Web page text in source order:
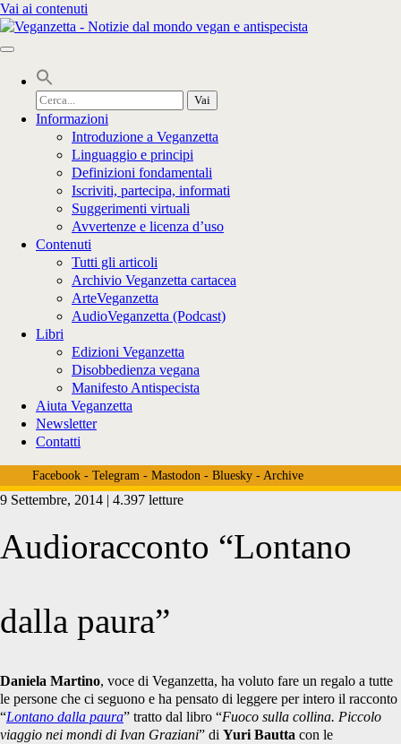
Vai ai contenuti
Cerca
per:
Informazioni
Introduzione a Veganzetta
Linguaggio e principi
Definizioni fondamentali
Iscriviti, partecipa, informati
Suggerimenti virtuali
Avvertenze e licenza d’uso
Contenuti
Tutti gli articoli
Archivio Veganzetta cartacea
ArteVeganzetta
AudioVeganzetta (Podcast)
Libri
Edizioni Veganzetta
Disobbedienza vegana
Manifesto Antispecista
Aiuta Veganzetta
Newsletter
Contatti
Facebook- Telegram- Mastodon- Bluesky- Archive
9 Settembre, 2014 | 4.397 letture
Audioracconto “Lontano
dalla paura”
Daniela Martino, voce di Veganzetta, ha voluto fare un regalo a tutte
le persone che ci seguono e ha pensato di leggere per intero il racconto
“Lontano dalla paura” tratto dal libro “Fuoco sulla collina. Piccolo
viaggio nei mondi di Ivan Graziani” di Yuri Bautta con le